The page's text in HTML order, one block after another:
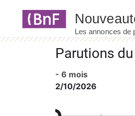
Parutions
- 6 mois
2/10/2026